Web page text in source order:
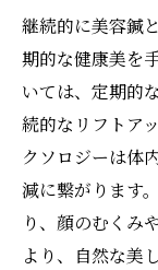
施術に
心身の
施術後
美容鍼
想の頻
継続的に美容鍼
期的な健康美を
いては、定期的
続的なリフトア
クソロジーは体
減に繋がります
り、顔のむくみ
より、自然な美